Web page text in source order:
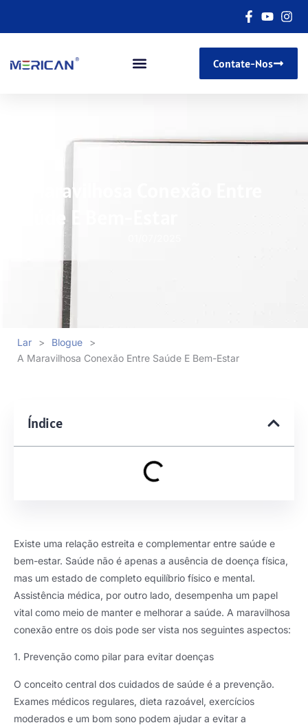
Contate-Nos
A Maravilhosa Conexão Entre
Saúde E Bem-Estar
Lar > Blogue
>
A Maravilhosa Conexão Entre Saúde E Bem-Estar
Índice
Existe uma relação estreita e complementar entre saúde e
bem-estar. Saúde não é apenas a ausência de doença física,
mas um estado de completo equilíbrio físico e mental.
Assistência médica, por outro lado, desempenha um papel
vital como meio de manter e melhorar a saúde. A maravilhosa
conexão entre os dois pode ser vista nos seguintes aspectos:
1. Prevenção como pilar para evitar doenças
O conceito central dos cuidados de saúde é a prevenção.
Exames médicos regulares, dieta razoável, exercícios
moderados e um bom sono podem ajudar a evitar a